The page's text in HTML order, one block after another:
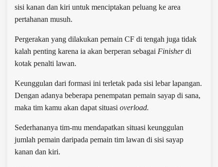
sisi kanan dan kiri untuk menciptakan peluang ke area
pertahanan musuh.
Pergerakan yang dilakukan pemain CF di tengah juga tidak
kalah penting karena ia akan berperan sebagai Finisherdi
kotak penalti lawan.
Keunggulan dari formasi ini terletak pada sisi lebar lapangan.
Dengan adanya beberapa penempatan pemain sayap di sana,
maka tim kamu akan dapat situasi overload.
Sederhananya tim-mu mendapatkan situasi keunggulan
jumlah pemain daripada pemain tim lawan di sisi sayap
kanan dan kiri.